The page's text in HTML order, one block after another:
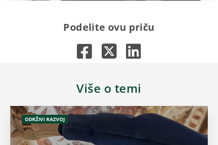
Podelite ovu priču
Više o temi
ODRŽIVI RAZVOJ